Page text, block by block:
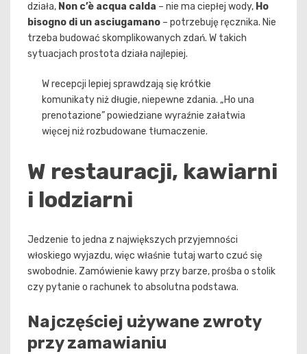
działa, Non c’è acqua calda – nie ma ciepłej wody, Ho
bisogno di un asciugamano – potrzebuję ręcznika. Nie
trzeba budować skomplikowanych zdań. W takich
sytuacjach prostota działa najlepiej.
W recepcji lepiej sprawdzają się krótkie
komunikaty niż długie, niepewne zdania. „Ho una
prenotazione” powiedziane wyraźnie załatwia
więcej niż rozbudowane tłumaczenie.
W restauracji, kawiarni
i lodziarni
Jedzenie to jedna z największych przyjemności
włoskiego wyjazdu, więc właśnie tutaj warto czuć się
swobodnie. Zamówienie kawy przy barze, prośba o stolik
czy pytanie o rachunek to absolutna podstawa.
Najczęściej używane zwroty
przy zamawianiu